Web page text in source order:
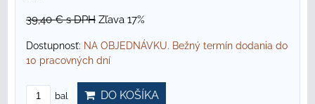
39,40 €s DPH Zľava 17%
Dostupnosť: NA OBJEDNÁVKU. Bežný termín dodania do
10 pracovných dní
bal DO KOŠÍKA